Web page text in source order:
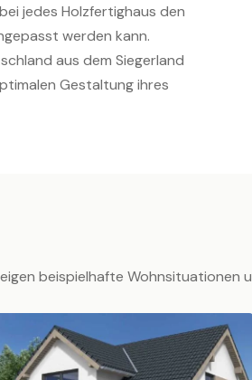
jedes Holzfertighaus den
werden kann.
aus dem Siegerland
Gestaltung ihres
beispielhafte Wohnsituationen